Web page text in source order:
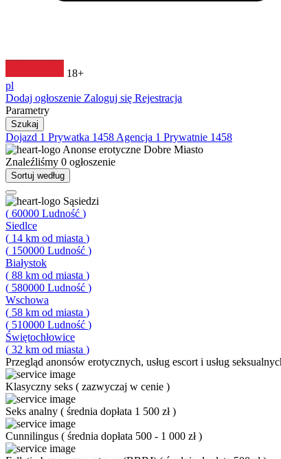
18+
pl
Dodaj ogłoszenie Zaloguj się Rejestracja
Parametry
Szukaj
Dojazd 1 Prywatka 1458 Agencja 1 Prywatnie 1458
Anonse erotyczne Dobre Miasto
Znaleźliśmy 0 ogłoszenie
Sortuj według
Sąsiedzi
( 60000 Ludność )
Siedlce
( 14 km od miasta )
( 150000 Ludność )
Białystok
( 88 km od miasta )
( 580000 Ludność )
Wschowa
( 58 km od miasta )
( 510000 Ludność )
Świętochłowice
( 32 km od miasta )
Przegląd anonsów erotycznych, usług escort i usług
Klasyczny seks ( zazwyczaj w cenie )
Seks analny ( średnia dopłata 1 500 zł)
Cunnilingus ( średnia dopłata 500 - 1 000 zł)